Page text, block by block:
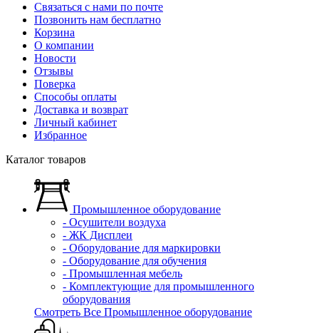
Связаться с нами по почте
Позвонить нам бесплатно
Корзина
О компании
Новости
Отзывы
Поверка
Способы оплаты
Доставка и возврат
Личный кабинет
Избранное
Каталог товаров
Промышленное оборудование
- Осушители воздуха
- ЖК Дисплеи
- Оборудование для маркировки
- Оборудование для обучения
- Промышленная мебель
- Комплектующие для промышленного
оборудования
Смотреть Все Промышленное оборудование